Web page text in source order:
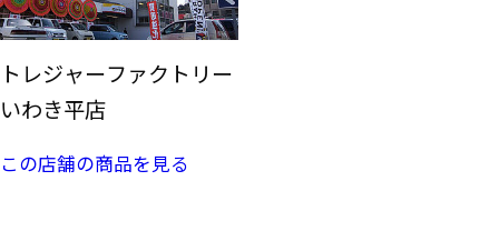
トレジャーファクトリー
いわき平店
この店舗の商品を見る